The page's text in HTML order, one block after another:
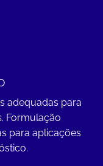
adequadas para
Formulação
para aplicações